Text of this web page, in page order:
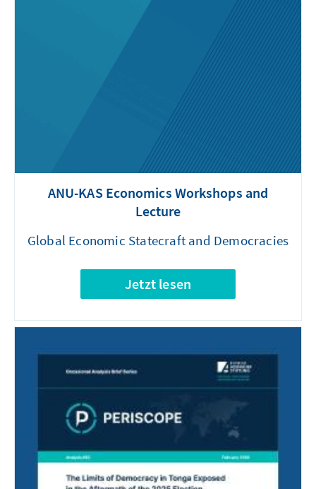
ANU-KAS Economics Workshops and
Lecture
Global Economic Statecraft and Democracies
Jetzt lesen